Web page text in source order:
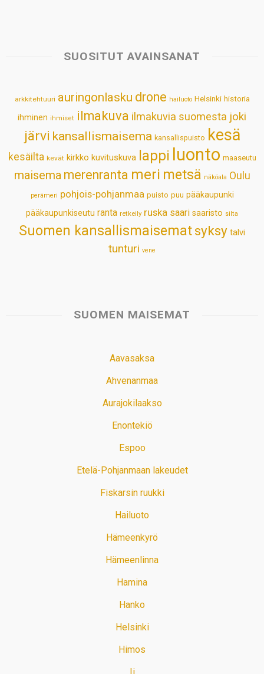
s
p
b
k
e
n
e
s
t
l
SUOSITUT AVAINSANAT
arkkitehtuuri auringonlasku drone hailuoto Helsinki historia
ihminen ihmiset ilmakuva ilmakuvia suomesta joki
järvi kansallismaisema kansallispuisto kesä
kesäilta kevät kirkko kuvituskuva lappi luonto maaseutu
maisema merenranta meri metsä näköala Oulu
perämeri pohjois-pohjanmaa puisto puu pääkaupunki
pääkaupunkiseutu ranta retkeily ruska saari saaristo silta
Suomen kansallismaisematsyksy talvi
tunturi vene
SUOMEN MAISEMAT
Aavasaksa
Ahvenanmaa
Aurajokilaakso
Enontekiö
Espoo
Etelä-Pohjanmaan lakeudet
Fiskarsin ruukki
Hailuoto
Hämeenkyrö
Hämeenlinna
Hamina
Hanko
Helsinki
Himos